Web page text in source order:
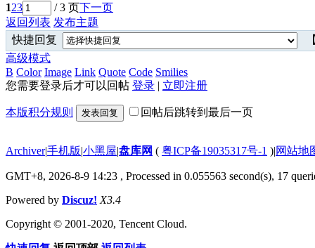
123 / 3 页下一页
返回列表 发布主题
快捷回复
高级模式
B Color Image Link Quote Code Smilies
您需要登录后才可以回帖 登录 | 立即注册
本版积分规则 发表回复 回帖后跳转到最后一页
Archiver|手机版|小黑屋|盘库网 ( 粤ICP备19035317号-1 )|网站地
GMT+8, 2026-8-9 14:23 , Processed in 0.055563 second(s), 17
Powered by Discuz! X3.4
Copyright © 2001-2020, Tencent Cloud.